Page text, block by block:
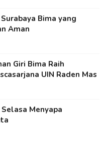
Bima yang
Aman
Giri Bima Raih
UIN Raden Mas
Menyapa